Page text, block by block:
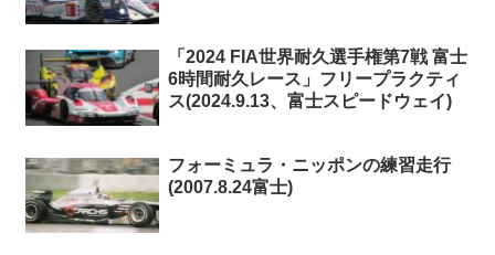
「2024 FIA世界耐久選手権第7戦 富士
6時間耐久レース」フリープラクティ
ス(2024.9.13、富士スピードウェイ)
フォーミュラ・ニッポンの練習走行
(2007.8.24富士)